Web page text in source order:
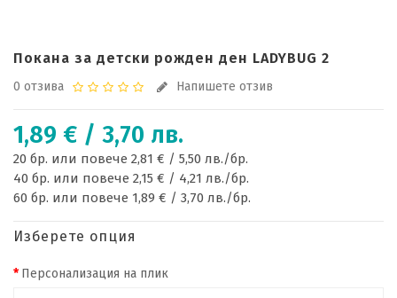
Покана за детски рожден ден LADYBUG 2
0 отзива Напишете отзив
1,89 € / 3,70 лв.
20 бр. или повече 2,81 € / 5,50 лв./бр.
40 бр. или повече 2,15 € / 4,21 лв./бр.
60 бр. или повече 1,89 € / 3,70 лв./бр.
Изберете опция
Персонализация на плик